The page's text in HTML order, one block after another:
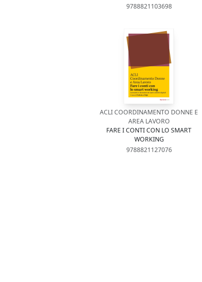
9788821103698
ACLI COORDINAMENTO DONNE E
AREA LAVORO
FARE I CONTI CON LO SMART
WORKING
9788821127076